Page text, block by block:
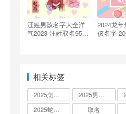
汪姓男孩名字大全洋
气2023 汪姓取名95分
2024龙年
孩名字
相关标签
取名